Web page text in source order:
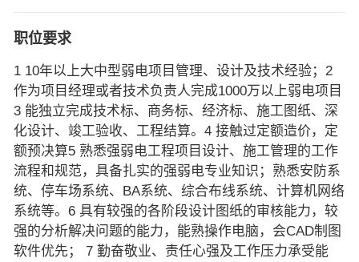
职位要求
1 10年以上大中型弱电项目管理、设计及技术经验；2
作为项目经理或者技术负责人完成1000万以上弱电项目
3 能独立完成技术标、商务标、经济标、施工图纸、深
化设计、竣工验收、工程结算。4 接触过定额造价，定
额预决算5 熟悉强弱电工程项目设计、施工管理的工作
流程和规范，具备扎实的强弱电专业知识；熟悉安防系
统、停车场系统、BA系统、综合布线系统、计算机网络
系统等。6 具有较强的各阶段设计图纸的审核能力，较
强的分析解决问题的能力，能熟操作电脑，会CAD制图
软件优先； 7 勤奋敬业、责任心强及工作压力承受能